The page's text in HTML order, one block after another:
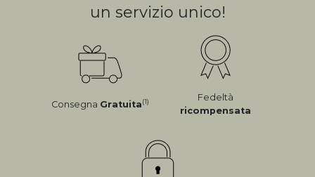
un servizio unico!
Consegna Gratuita(1)
Fedeltà
ricompensata